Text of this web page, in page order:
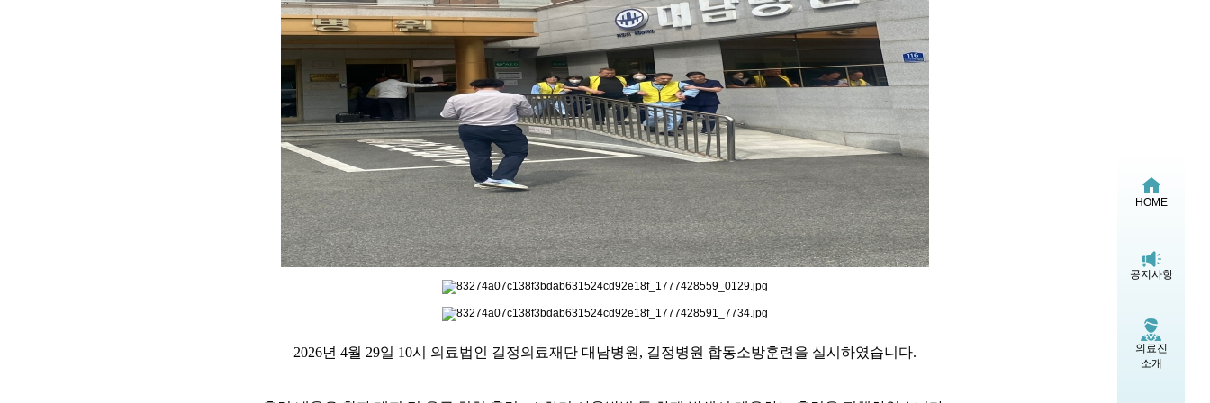
2026년 4월 29일 10시 의료법인 길정의료재단 대남병원 , 길정병원 합동소방훈련을 실시하였습니다.
HOME
공지사항
의료진
소개